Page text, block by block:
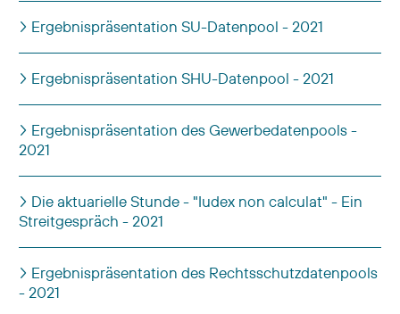
Ergebnispräsentation SU-Datenpool - 2021
Ergebnispräsentation SHU-Datenpool - 2021
Ergebnispräsentation des Gewerbedatenpools -
2021
Die aktuarielle Stunde - "Iudex non calculat" - Ein
Streitgespräch - 2021
Ergebnispräsentation des Rechtsschutzdatenpools
- 2021